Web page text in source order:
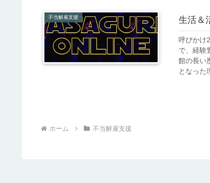
不当解雇支援 生活＆
呼びかけ
で、経験
館の長い
となった
ホーム 不当解雇支援